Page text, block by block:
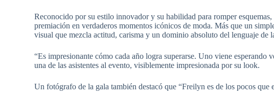
Reconocido por su estilo innovador y su habilidad para romper
premiación en verdaderos momentos icónicos de moda. Más que un
visual que mezcla actitud, carisma y un dominio absoluto del lenguaje de
“Es impresionante cómo cada año logra superarse. Uno viene esperando
una de las asistentes al evento, visiblemente impresionada por su look.
Un fotógrafo de la gala también destacó que “Freilyn es de los pocos